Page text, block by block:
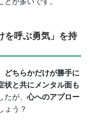
を呼ぶ勇気」を持
どちらかだけが勝手に
状と共にメンタル面も
たが、心へのアプロー
ょう？